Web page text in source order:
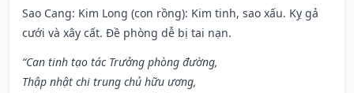
Sao Cang: Kim Long (con rồng): Kim tinh, sao xấu. Kỵ gả
cưới và xây cất. Đề phòng dễ bị tai nạn.
“Can tinh tạo tác Trưởng phòng đường,
Thập nhật chi trung chủ hữu ương,